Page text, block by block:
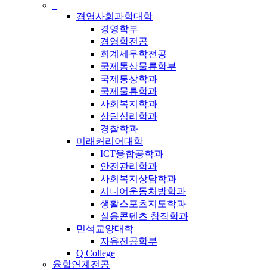
경영사회과학대학
경영학부
경영학전공
회계세무학전공
국제통상물류학부
국제통상학과
국제물류학과
사회복지학과
상담심리학과
경찰학과
미래커리어대학
ICT융합공학과
안전관리학과
사회복지상담학과
시니어운동처방학과
생활스포츠지도학과
실용콘텐츠 창작학과
민석교양대학
자유전공학부
Q College
융합연계전공